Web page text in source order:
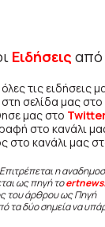
Ειδήσεις από
τις ειδήσεις
σελίδα μας στο
μας στο
στο κανάλι
στο κανάλι μας
η
ως πηγή το
του άρθρου ως Πηγή
τα δύο σημεία να